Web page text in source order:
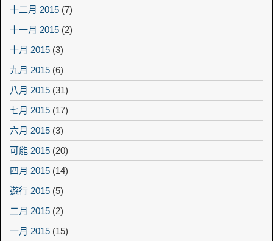
十二月 2015 (7)
十一月 2015 (2)
十月 2015 (3)
九月 2015 (6)
八月 2015 (31)
七月 2015 (17)
六月 2015 (3)
可能 2015 (20)
四月 2015 (14)
遊行 2015 (5)
二月 2015 (2)
一月 2015 (15)